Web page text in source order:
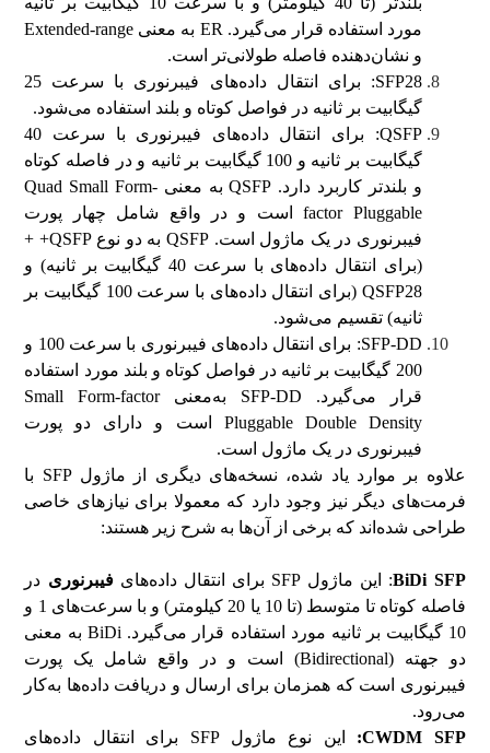
مورد استفاده قرار می‌گیرد. ER به معنی Extended-range
و نشان‌دهنده فاصله طولانی‌تر است.
SFP28: برای انتقال داده‌های فیبرنوری با سرعت 25
گیگابیت بر ثانیه در فواصل کوتاه و بلند استفاده می‌شود.
QSFP: برای انتقال داده‌های فیبرنوری با سرعت 40
گیگابیت بر ثانیه و 100 گیگابیت بر ثانیه و در فاصله کوتاه
و بلندتر کاربرد دارد. QSFP به معنی Quad Small Form-
factor Pluggable است و در واقع شامل چهار پورت
فیبرنوری در یک ماژول است. QSFP به دو نوع QSFP+ +
(برای انتقال داده‌های با سرعت 40 گیگابیت بر ثانیه) و
QSFP28 (برای انتقال داده‌های با سرعت 100 گیگابیت بر
ثانیه) تقسیم می‌شود.
SFP-DD: برای انتقال داده‌های فیبرنوری با سرعت 100 و
200 گیگابیت بر ثانیه در فواصل کوتاه و بلند مورد استفاده
قرار می‌گیرد. SFP-DD به‌معنی Small Form-factor
Pluggable Double Density است و دارای دو پورت
فیبرنوری در یک ماژول است.
علاوه بر موارد یاد شده، نسخه‌های دیگری از ماژول SFP با
فرمت‌های دیگر نیز وجود دارد که معمولا برای نیازهای خاصی
طراحی شده‌اند که برخی از آن‌ها به شرح زیر هستند:
BiDi SFP: این ماژول SFP برای انتقال داده‌های فیبرنوری در
فاصله کوتاه تا متوسط (تا 10 یا 20 کیلومتر) و با سرعت‌های 1 و
10 گیگابیت بر ثانیه مورد استفاده قرار می‌گیرد. BiDi به معنی
دو جهته (Bidirectional) است و در واقع شامل یک پورت
فیبرنوری است که همزمان برای ارسال و دریافت داده‌ها به‌کار
می‌رود.
CWDM SFP
:
این نوع ماژول SFP برای انتقال داده‌های